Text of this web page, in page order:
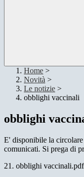
Home >
Novità >
Le notizie >
obblighi vaccinali
obblighi
E' disponibile la
comunicati. Si prega di
21. obblighi vaccinali.pdf